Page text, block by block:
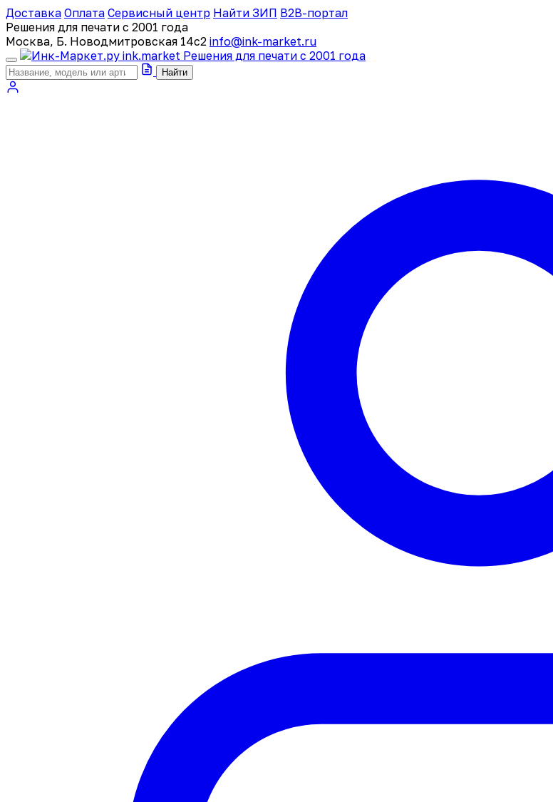
Доставка Оплата Сервисный центр Найти ЗИП B2B-портал
Решения для печати с 2001 года
Москва, Б. Новодмитровская 14с2 info@ink-market.ru
ink.market Решения для печати с 2001 года
Найти